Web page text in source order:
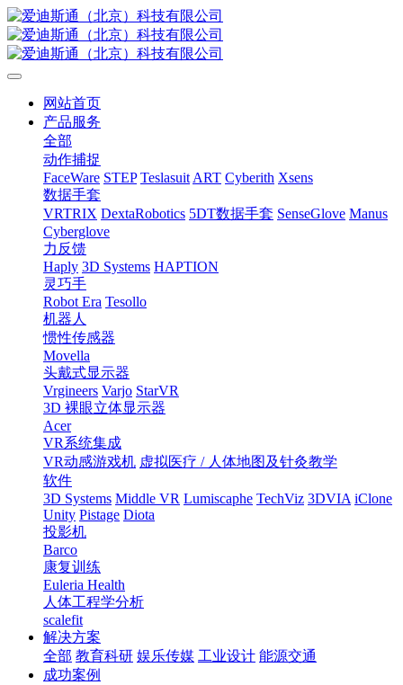
网站首页
产品服务
全部
动作捕捉
FaceWare STEP Teslasuit ART Cyberith Xsens
数据手套
VRTRIX DextaRobotics 5DT数据手套 SenseGlove Manus
Cyberglove
力反馈
Haply 3D Systems HAPTION
灵巧手
Robot Era Tesollo
机器人
惯性传感器
Movella
头戴式显示器
Vrgineers Varjo StarVR
3D 裸眼立体显示器
Acer
VR系统集成
VR动感游戏机 虚拟医疗 / 人体地图及针灸教学
软件
3D Systems Middle VR Lumiscaphe TechViz 3DVIA iClone
Unity Pistage Diota
投影机
Barco
康复训练
Euleria Health
人体工程学分析
scalefit
解决方案
全部 教育科研 娱乐传媒 工业设计 能源交通
成功案例